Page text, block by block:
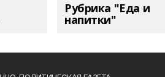
Рубрика "Еда и
напитки"